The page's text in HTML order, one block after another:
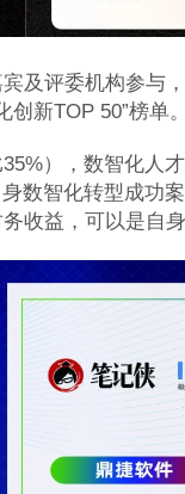
及评委机构参与
新TOP 50”榜单。
），数智化人
身数智化转型成
收益，可以是自